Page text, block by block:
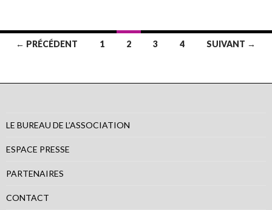
← PRÉCÉDENT 1 2 3 4 SUIVANT →
LE BUREAU DE L’ASSOCIATION
ESPACE PRESSE
PARTENAIRES
CONTACT